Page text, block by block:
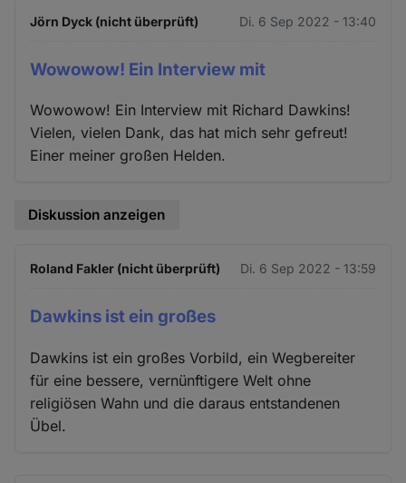
Jörn Dyck (nicht überprüft) Di. 6 Sep 2022 - 13:40
Wowowow! Ein Interview mit
Wowowow! Ein Interview mit Richard Dawkins!
Vielen, vielen Dank, das hat mich sehr gefreut!
Einer meiner großen Helden.
Diskussion anzeigen
Roland Fakler (nicht überprüft) Di. 6 Sep 2022 - 13:59
Dawkins ist ein großes
Dawkins ist ein großes Vorbild, ein Wegbereiter
für eine bessere, vernünftigere Welt ohne
religiösen Wahn und die daraus entstandenen
Übel.